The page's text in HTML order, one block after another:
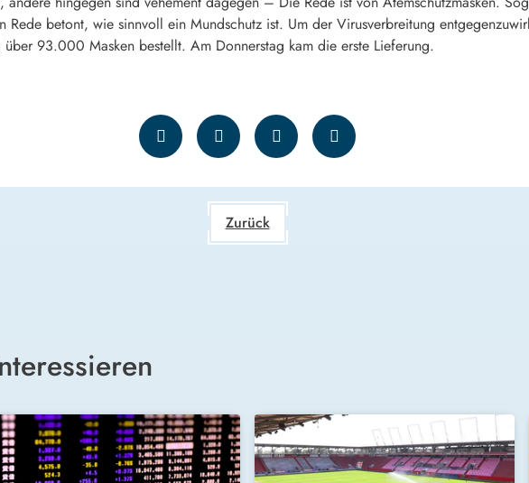
betont, wie sinnvoll ein Mundschutz ist. Um der Virusverbreitung
93.000 Masken bestellt. Am Donnerstag kam die erste Lieferung.
Zurück